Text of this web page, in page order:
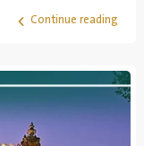
Continue reading